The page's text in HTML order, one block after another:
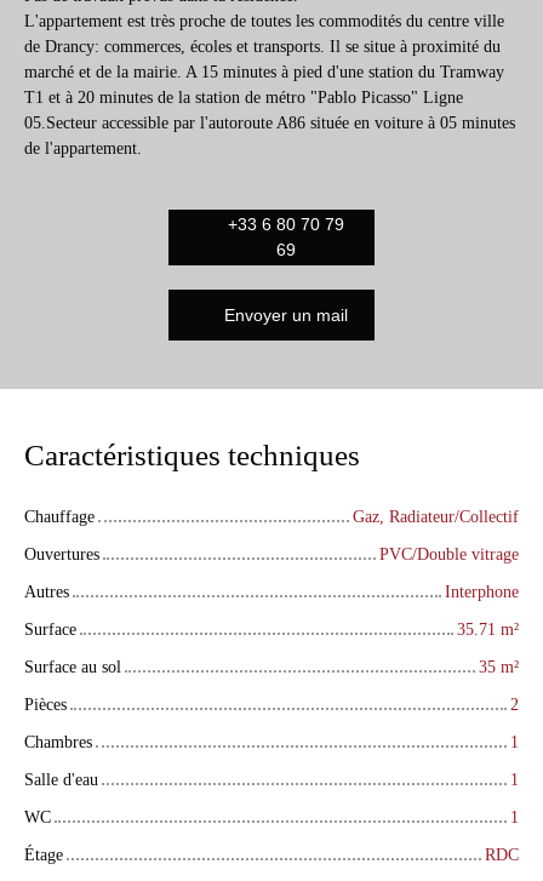
L'appartement est très proche de toutes les commodités du centre ville
de Drancy: commerces, écoles et transports. Il se situe à proximité du
marché et de la mairie. A 15 minutes à pied d'une station du Tramway
T1 et à 20 minutes de la station de métro "Pablo Picasso" Ligne
05.Secteur accessible par l'autoroute A86 située en voiture à 05 minutes
de l'appartement.
+33 6 80 70 79
69
Envoyer un mail
Caractéristiques techniques
Chauffage
Gaz, Radiateur/Collectif
Ouvertures
PVC/Double vitrage
Autres
Interphone
Surface
35.71 m²
Surface au sol
35 m²
Pièces
2
Chambres
1
Salle d'eau
1
WC
1
Étage
RDC